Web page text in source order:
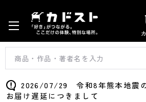
2026/07/29 令和8年熊本地震
お届け遅延につきまして